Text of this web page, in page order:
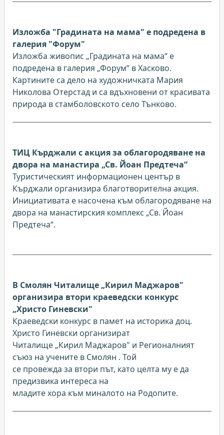
Изложба "Градината на мама" е подредена в
галерия "Форум"
Изложба живопис „Градината на мама“ е
подредена в галерия „Форум“ в Хасково.
Картините са дело на художничката Мария
Николова Отерстад и са вдъхновени от красивата
природа в стамболовското село Тънково.
ТИЦ Кърджали с акция за облагородяване на
двора на манастира „Св. Йоан Предтеча“
Туристическият информационен център в
Кърджали организира благотворителна акция.
Инициативата е насочена към облагородяване на
двора на манастирския комплекс „Св. Йоан
Предтеча“.
В Смолян Читалище „Кирил Маджаров"
организира втори краеведски конкурс
„Христо Гиневски"
Краеведски конкурс в памет на историка доц.
Христо Гиневски организират
Читалище „Кирил Маджаров" и Регионалният
съюз на учените в Смолян . Той
се провежда за втори път, като целта му е да
предизвика интереса на
младите хора към миналото на Родопите.